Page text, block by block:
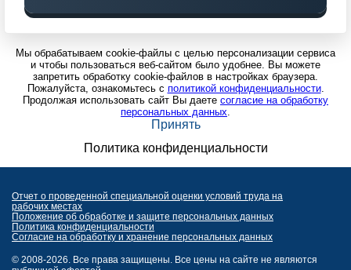
Мы обрабатываем cookie-файлы с целью персонализации сервиса
и чтобы пользоваться веб-сайтом было удобнее. Вы можете
запретить обработку cookie-файлов в настройках браузера.
Пожалуйста, ознакомьтесь с политикой конфиденциальности.
Продолжая использовать сайт Вы даете согласие на обработку
персональных данных.
Принять
Политика конфиденциальности
Отчет о проведенной специальной оценки условий труда на
рабочих местах
Положение об обработке и защите персональных данных
Политика конфиденциальности
Согласие на обработку и хранение персональных данных
© 2008-2026. Все права защищены. Все цены на сайте не являются